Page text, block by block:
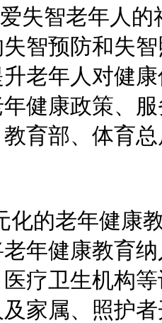
智老年人的
智预防和失
老年人对健
健康政策、
教育部、体育
的老年健康
年健康教育
疗卫生机构
家属、照护